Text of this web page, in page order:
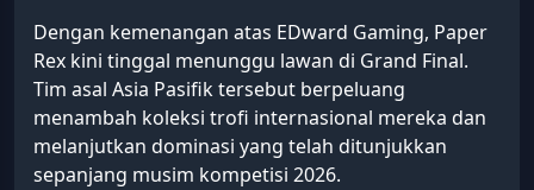
Dengan kemenangan atas EDward Gaming, Paper
Rex kini tinggal menunggu lawan di Grand Final.
Tim asal Asia Pasifik tersebut berpeluang
menambah koleksi trofi internasional mereka dan
melanjutkan dominasi yang telah ditunjukkan
sepanjang musim kompetisi 2026.